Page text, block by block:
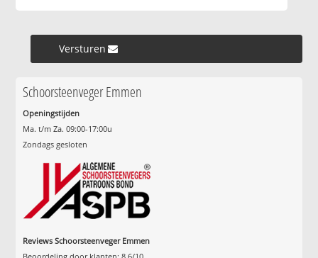
Versturen »
Schoorsteenveger Emmen
Openingstijden
Ma. t/m Za. 09:00-17:00u
Zondags gesloten
Reviews Schoorsteenveger Emmen